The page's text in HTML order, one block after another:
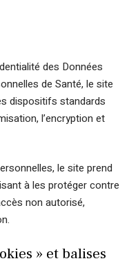
des Données
de Santé, le site
dispositifs standards
l’encryption et
le site prend
à les protéger contre
non autorisé,
» et balises